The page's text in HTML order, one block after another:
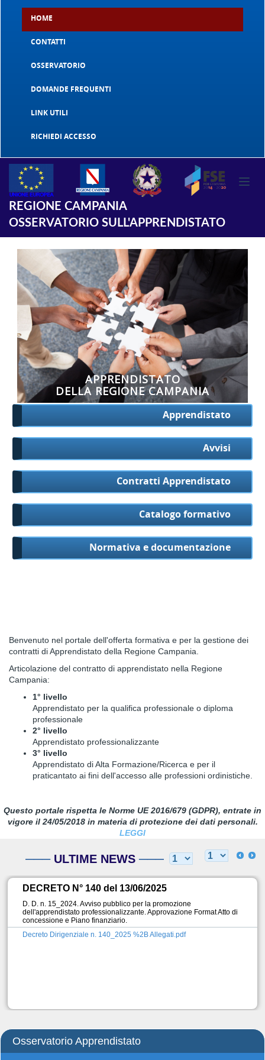
HOME
CONTATTI
OSSERVATORIO
DOMANDE FREQUENTI
LINK UTILI
RICHIEDI ACCESSO
REGIONE CAMPANIA
OSSERVATORIO SULL'APPRENDISTATO
APPRENDISTATO
DELLA REGIONE CAMPANIA
Apprendistato
Avvisi
Contratti Apprendistato
Catalogo formativo
Normativa e documentazione
Benvenuto nel portale dell'offerta formativa e per la gestione dei
contratti di Apprendistato della Regione Campania.
Articolazione del contratto di apprendistato nella Regione
Campania:
1° livello
Apprendistato per la qualifica professionale o diploma
professionale
2° livello
Apprendistato professionalizzante
3° livello
Apprendistato di Alta Formazione/Ricerca e per il
praticantato ai fini dell'accesso alle professioni ordinistiche.
Questo portale rispetta le Norme UE 2016/679 (GDPR), entrate in
vigore il 24/05/2018 in materia di protezione dei dati personali.
LEGGI
ULTIME NEWS
DECRETO N° 140 del 13/06/2025
D. D. n. 15_2024. Avviso pubblico per la promozione
dell'apprendistato professionalizzante. Approvazione Format Atto di
concessione e Piano finanziario.
Decreto Dirigenziale n. 140_2025 %2B Allegati.pdf
Osservatorio Apprendistato